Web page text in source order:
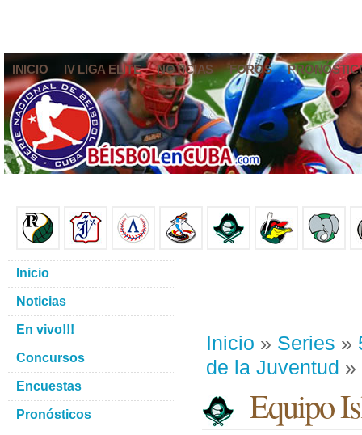
INICIO IV LIGA ELITE NOTICIAS FOROS
Inicio » Series »
de la Juventud »
Equipo
Inicio
Noticias
En vivo!!!
Concursos
Encuestas
Pronósticos